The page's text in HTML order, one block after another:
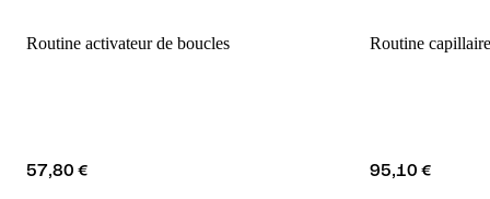
Routine activateur de boucles
57,80 €
Routine
95,10 €